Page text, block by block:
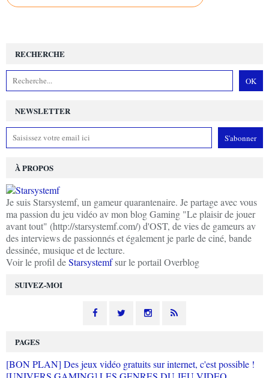
NEWSLETTER
SUIVEZ-MOI
RECHERCHE
À PROPOS
Je suis Starsystemf, un gameur quarantenaire. Je partage avec vous
ma passion du jeu vidéo av mon blog Gaming "Le plaisir de jouer
avant tout" (http://starsystemf.com/) d'OST, de vies de gameurs av
des interviews de passionnés et également je parle de ciné, bande
dessinée, musique et de lecture.
Voir le profil deStarsystemfsur le portail Overblog
PAGES
[BON PLAN] Des jeux vidéo gratuits sur internet, c'est possible !